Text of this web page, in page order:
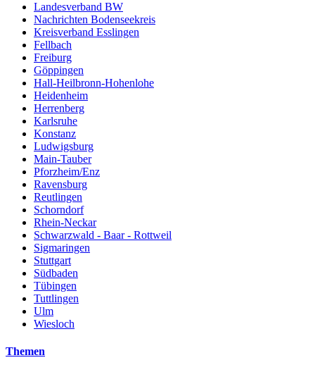
Landesverband BW
Nachrichten Bodenseekreis
Kreisverband Esslingen
Fellbach
Freiburg
Göppingen
Hall-Heilbronn-Hohenlohe
Heidenheim
Herrenberg
Karlsruhe
Konstanz
Ludwigsburg
Main-Tauber
Pforzheim/Enz
Ravensburg
Reutlingen
Schorndorf
Rhein-Neckar
Schwarzwald - Baar - Rottweil
Sigmaringen
Stuttgart
Südbaden
Tübingen
Tuttlingen
Ulm
Wiesloch
Themen